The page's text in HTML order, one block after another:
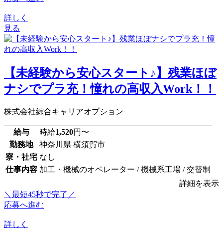
詳しく
見る
【未経験から安心スタート♪】残業ほぼ
ナシでプラ充！憧れの高収入Work！！
株式会社綜合キャリアオプション
給与 時給1,520円〜
勤務地
神奈川県 横須賀市
寮・社宅 なし
仕事内容 加工・機械のオペレーター / 機械系工場 / 交替制
詳細を表示
＼最短45秒で完了／
応募へ進む
詳しく